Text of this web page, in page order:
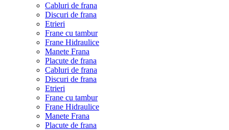
Cabluri de frana
Discuri de frana
Etrieri
Frane cu tambur
Frane Hidraulice
Manete Frana
Placute de frana
Cabluri de frana
Discuri de frana
Etrieri
Frane cu tambur
Frane Hidraulice
Manete Frana
Placute de frana